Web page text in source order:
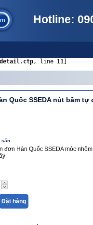
Hotline:
detail.ctp, line 11
Quốc SSEDA nút bấm tự
sẵn
đơn Hàn Quốc SSEDA móc
Đặt hàng